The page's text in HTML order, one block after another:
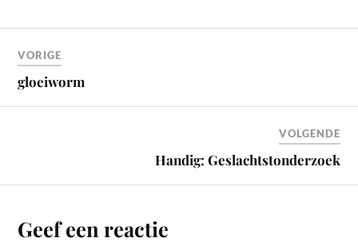
VORIGE
gloeiworm
VOLGENDE
Handig: Geslachtstonderzoek
Geef een reactie